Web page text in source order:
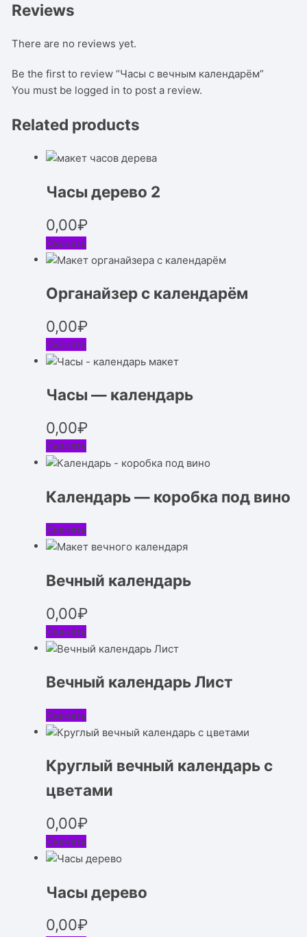
Reviews
There are no reviews yet.
Be the first to review “Часы с вечным календарём”
You must be logged in to post a review.
Related products
Часы дерево 2
0,00₽
Скачать
Органайзер с календарём
0,00₽
Скачать
Часы — календарь
0,00₽
Скачать
Календарь — коробка под вино
Скачать
Вечный календарь
0,00₽
Скачать
Вечный календарь Лист
Скачать
Круглый вечный календарь с
цветами
0,00₽
Скачать
Часы дерево
0,00₽